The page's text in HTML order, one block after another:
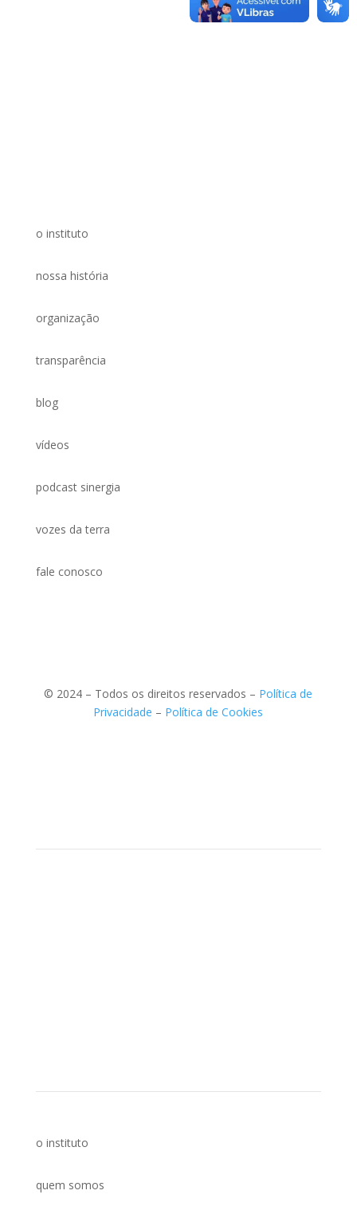
o instituto
nossa história
organização
transparência
blog
vídeos
podcast sinergia
vozes da terra
fale conosco
© 2024 – Todos os direitos reservados – Política de
Privacidade – Política de Cookies
o instituto
quem somos